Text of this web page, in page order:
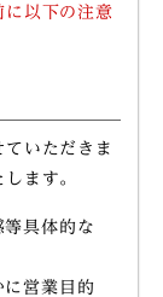
以下の注意
いただきま
ます。
具体的な
営業目的